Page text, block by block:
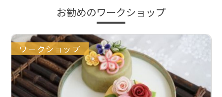
お勧めのワークショップ
ワークショップ